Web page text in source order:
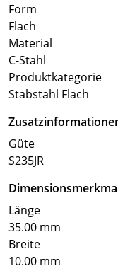
Form
Flach
Material
C-Stahl
Produktkategorie
Stabstahl Flach
Güte
S235JR
Länge
35.00 mm
Breite
10.00 mm